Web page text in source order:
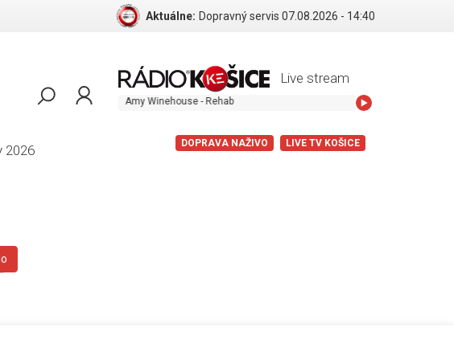
Aktuálne: Dopravný servis 07.08.2026 - 14:40
2026
Live stream
Amy Winehouse - Rehab
DOPRAVA NAŽIVO LIVE TV KOŠICE